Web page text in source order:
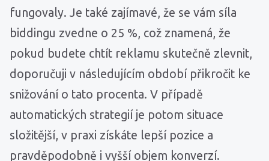
fungovaly. Je také zajímavé, že se vám síla
biddingu zvedne o 25 %, což znamená, že
pokud budete chtít reklamu skutečně zlevnit,
doporučuji v následujícím období přikročit ke
snižování o tato procenta. V případě
automatických strategií je potom situace
složitější, v praxi získáte lepší pozice a
pravděpodobně i vyšší objem konverzí.